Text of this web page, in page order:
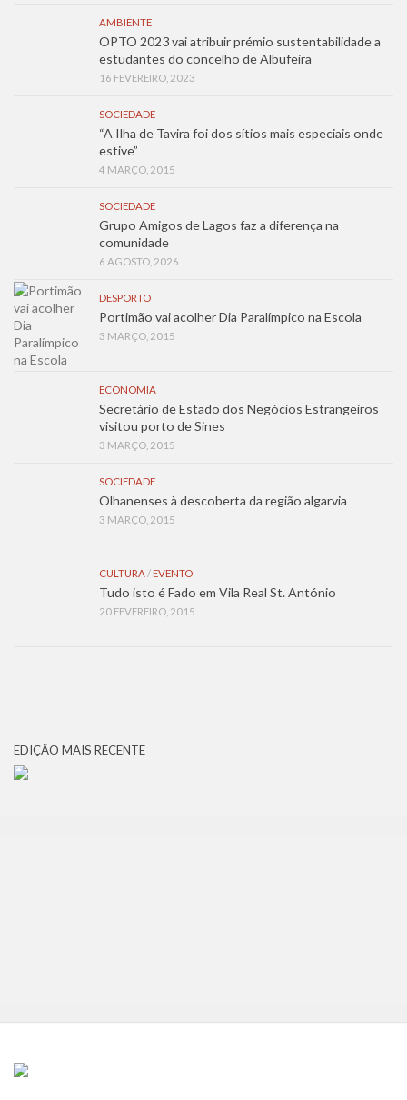
AMBIENTE
OPTO 2023 vai atribuir prémio sustentabilidade a
estudantes do concelho de Albufeira
16 FEVEREIRO, 2023
SOCIEDADE
“A Ilha de Tavira foi dos sítios mais especiais onde
estive”
4 MARÇO, 2015
SOCIEDADE
Grupo Amigos de Lagos faz a diferença na
comunidade
6 AGOSTO, 2026
DESPORTO
Portimão vai acolher Dia Paralímpico na Escola
3 MARÇO, 2015
ECONOMIA
Secretário de Estado dos Negócios Estrangeiros
visitou porto de Sines
3 MARÇO, 2015
SOCIEDADE
Olhanenses à descoberta da região algarvia
3 MARÇO, 2015
CULTURA/ EVENTO
Tudo isto é Fado em Vila Real St. António
20 FEVEREIRO, 2015
EDIÇÃO MAIS RECENTE